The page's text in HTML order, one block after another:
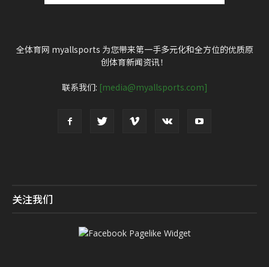
全体育网 myallsports 为您带来第一手多元化和全方位的优质原
创体育新闻资讯！
联系我们: [media@myallsports.com]
关注我们